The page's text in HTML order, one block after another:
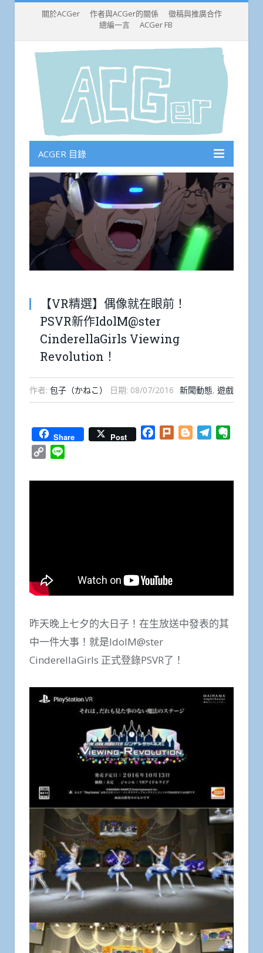
關於ACGer 作者與ACGer的關係
徵稿與推廣合作
總編一言
ACGer FB
ACGER 目錄
【VR精選】偶像就在眼前！
PSVR新作IdolM@ster
CinderellaGirls Viewing
Revolution！
作者: 包子（かねこ） 日期: 08/07/2016 新聞動態, 遊戲
Share Post Facebook
Plurk BloggerTelegram
Copy
昨天晚上七夕的大日子！在生放送中發表的其
中一件大事！就是IdolM@ster
CinderellaGirls 正式登錄PSVR了！